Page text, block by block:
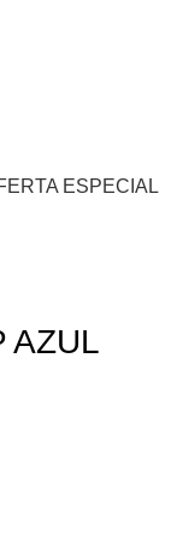
ESPECIAL
AZUL